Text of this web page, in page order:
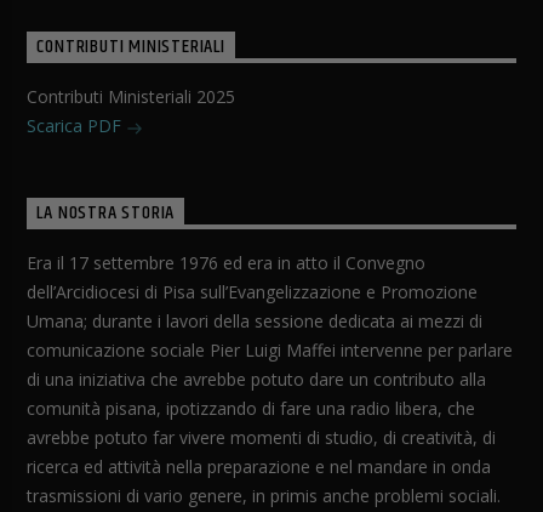
CONTRIBUTI MINISTERIALI
Contributi Ministeriali 2025
Scarica PDF
LA NOSTRA STORIA
Era il 17 settembre 1976 ed era in atto il Convegno
dell’Arcidiocesi di Pisa sull’Evangelizzazione e Promozione
Umana; durante i lavori della sessione dedicata ai mezzi di
comunicazione sociale Pier Luigi Maffei intervenne per parlare
di una iniziativa che avrebbe potuto dare un contributo alla
comunità pisana, ipotizzando di fare una radio libera, che
avrebbe potuto far vivere momenti di studio, di creatività, di
ricerca ed attività nella preparazione e nel mandare in onda
trasmissioni di vario genere, in primis anche problemi sociali.